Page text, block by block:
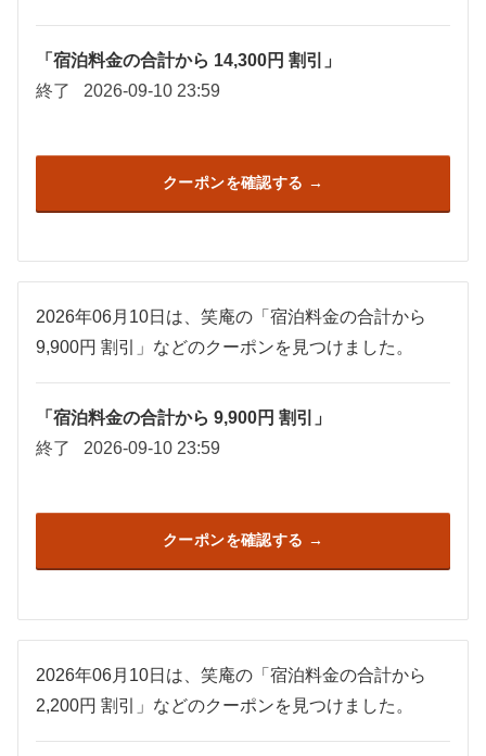
「宿泊料金の合計から 14,300円 割引」
終了
2026-09-10 23:59
クーポンを確認する
2026年06月10日は、笑庵の「宿泊料金の合計から
9,900円 割引」などのクーポンを見つけました。
「宿泊料金の合計から 9,900円 割引」
終了
2026-09-10 23:59
クーポンを確認する
2026年06月10日は、笑庵の「宿泊料金の合計から
2,200円 割引」などのクーポンを見つけました。